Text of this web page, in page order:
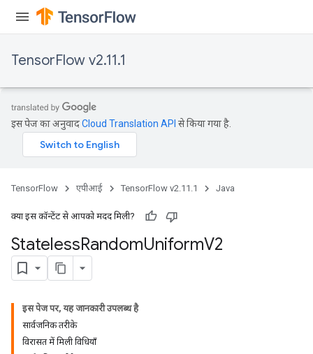
TensorFlow v2.11.1
इस पेज का अनुवादCloud Translation API से किया गया है.
TensorFlow एपीआई TensorFlow v2.11.1 Java
क्या इस कॉन्टेंट से आपको मदद मिली?
StatelessRandomUniformV2
इस पेज पर, यह जानकारी उपलब्ध है
सार्वजनिक तरीके
विरासत में मिली विधियाँ